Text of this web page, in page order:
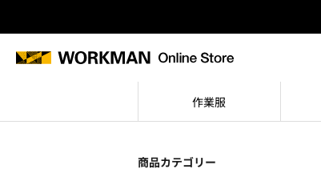
作業服
商品カテゴリー